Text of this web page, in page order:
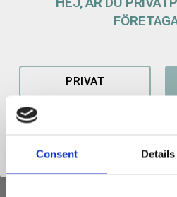
Consent Details
Förlängningsgaffel tillverkad i högsta
PRIVAT